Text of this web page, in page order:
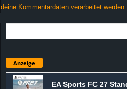
deine Kommentardaten verarbeitet werden.
Anzeige
EA Sports FC 27